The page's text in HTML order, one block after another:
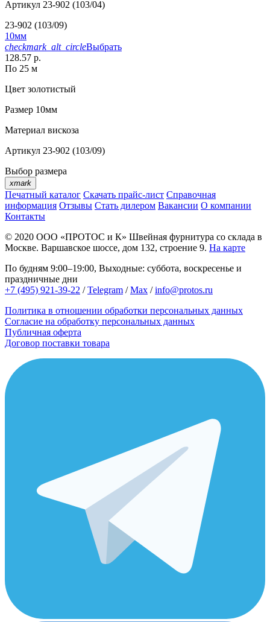
Артикул 23-902 (103/04)
23-902 (103/09)
10мм
checkmark_alt_circleВыбрать
128.57 р.
По 25 м
Цвет золотистый
Размер 10мм
Материал вискоза
Артикул 23-902 (103/09)
Выбор размера
xmark
Печатный каталог Скачать прайс-лист Справочная
информация Отзывы Стать дилером Вакансии О компании
Контакты
© 2020 ООО «ПРОТОС и К» Швейная фурнитура со склада в
Москве. Варшавское шоссе, дом 132, строение 9. На карте
По будням 9:00–19:00, Выходные: суббота, воскресенье и
праздничные дни
+7 (495) 921-39-22 /Telegram /Max /info@protos.ru
Политика в отношении обработки персональных данных
Согласие на обработку персональных данных
Публичная оферта
Договор поставки товара